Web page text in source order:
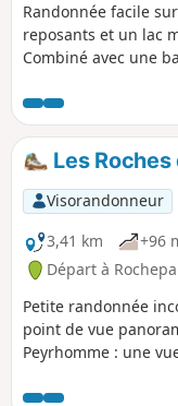
Randonnée facile
reposants et un lac
Combiné avec une
matin, et de loisirs
Les
Visorandonneur
3,41 km
+96
Départ à
Petite randonnée
point de vue
Peyrhomme : une